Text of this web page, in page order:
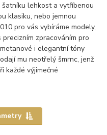
lehkost a vytříbenou
klasiku, nebo jemnou
pro vás vybíráme modely,
zpracováním pro
i elegantní tóny
mu neotřelý šmrnc, jenž
každé výjimečné